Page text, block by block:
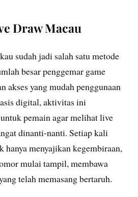
Draw Macau
sudah jadi salah satu metode
besar penggemar game
akses yang mudah penggunaan
digital, aktivitas ini
pemain agar melihat live
dinanti-nanti. Setiap kali
hanya menyajikan kegembiraan,
mulai tampil, membawa
telah memasang bertaruh.